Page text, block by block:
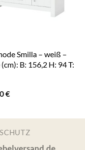
Smilla – weiß –
B: 156,2 H: 94 T:
€